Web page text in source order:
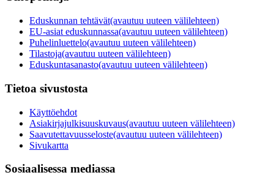
Eduskunnan tehtävät(avautuu uuteen välilehteen)
EU-asiat eduskunnassa(avautuu uuteen välilehteen)
Puhelinluettelo(avautuu uuteen välilehteen)
Tilastoja(avautuu uuteen välilehteen)
Eduskuntasanasto(avautuu uuteen välilehteen)
Tietoa sivustosta
Käyttöehdot
Asiakirjajulkisuuskuvaus(avautuu uuteen välilehteen)
Saavutettavuusseloste(avautuu uuteen välilehteen)
Sivukartta
Sosiaalisessa mediassa